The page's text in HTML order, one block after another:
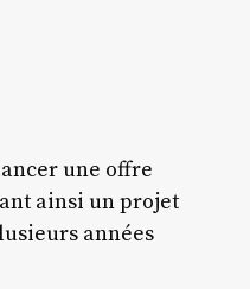
une offre
ainsi un projet
années